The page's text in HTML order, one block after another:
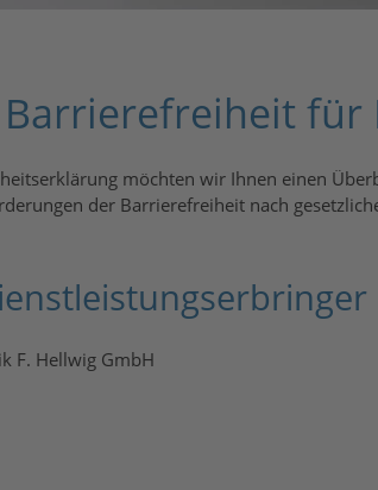
für
möchten wir Ihnen einen
der Barrierefreiheit nach
F. Hellwig GmbH